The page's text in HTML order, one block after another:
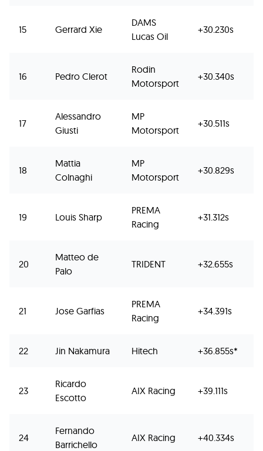
15 Gerrard Xie
DAMS
Lucas Oil
+30.230s
16 Pedro Clerot
Rodin
Motorsport
+30.340s
17
Alessandro
Giusti
MP
Motorsport
+30.511s
18
Mattia
Colnaghi
MP
Motorsport
+30.829s
19 Louis Sharp
PREMA
Racing
+31.312s
20
Matteo de
Palo
TRIDENT +32.655s
21 Jose Garfias
PREMA
Racing
+34.391s
22 Jin Nakamura Hitech +36.855s*
23
Ricardo
Escotto
AIX Racing +39.111s
24
Fernando
Barrichello
AIX Racing +40.334s